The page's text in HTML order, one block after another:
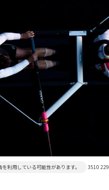
利用している可能性があります。 3510